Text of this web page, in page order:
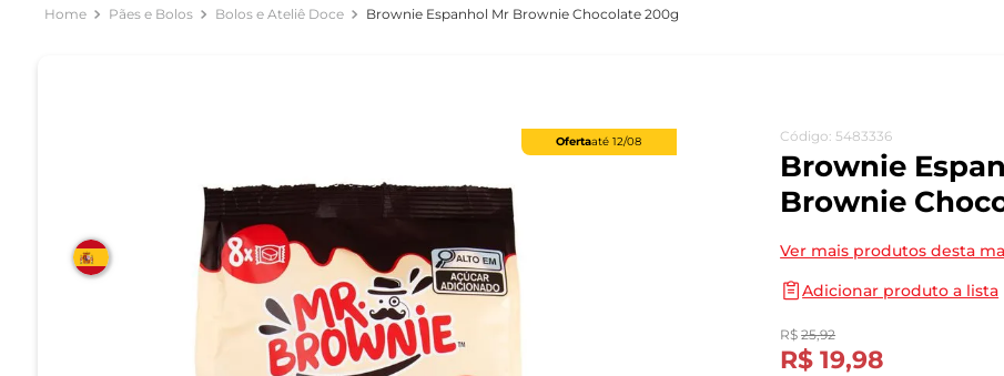
Pães e Bolos Bolos e Ateliê Doce Brownie Espanhol Mr Brownie Chocolate 200g
Ofertaaté12/08 Código: 5483336
Brownie
Brownie
Ver mais produtos desta
Adicionar produto a lista
R$ 25,92
R$ 19,98
6